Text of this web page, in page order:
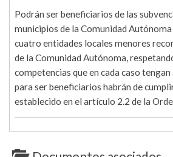
Podrán ser beneficiarios de las
municipios de la Comunidad Autónoma
cuatro entidades locales menores
de la Comunidad Autónoma,
competencias que en cada caso
para ser beneficiarios habrán de
establecido en el artículo 2.2 de la